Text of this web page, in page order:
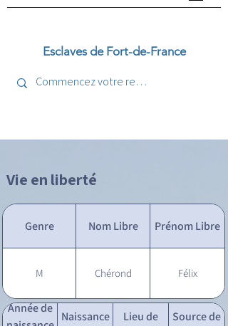
Esclaves de Fort-de-France
Vie en liberté
Genre Nom Libre Prénom Libre
M Chérond Félix
Année de
Naissance
Lieu de
Source de